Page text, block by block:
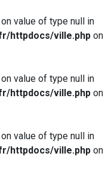
value of type null in
httpdocs/ville.php on
value of type null in
httpdocs/ville.php on
value of type null in
httpdocs/ville.php on